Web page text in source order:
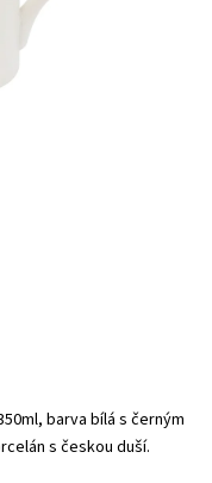
barva bílá s černým
s českou duší.